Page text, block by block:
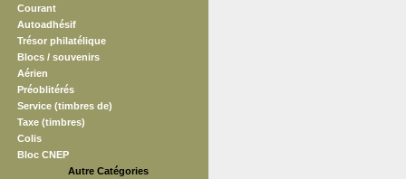
Courant
Autoadhésif
Trésor philatélique
Blocs / souvenirs
Aérien
Préoblitérés
Service (timbres de)
Taxe (timbres)
Colis
Bloc CNEP
Autre Catégories